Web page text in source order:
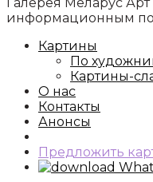
информационным
Картины
По
Картины-
О нас
Контакты
Анонсы
Предложить